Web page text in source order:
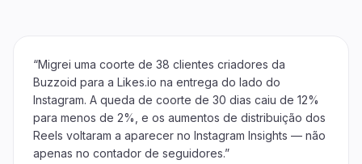
“Migrei uma coorte de 38 clientes criadores da
Buzzoid para a Likes.io na entrega do lado do
Instagram. A queda de coorte de 30 dias caiu de 12%
para menos de 2%, e os aumentos de distribuição dos
Reels voltaram a aparecer no Instagram Insights — não
apenas no contador de seguidores.”